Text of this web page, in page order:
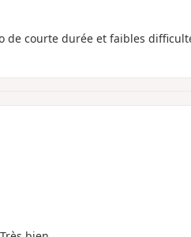
de courte durée et faibles